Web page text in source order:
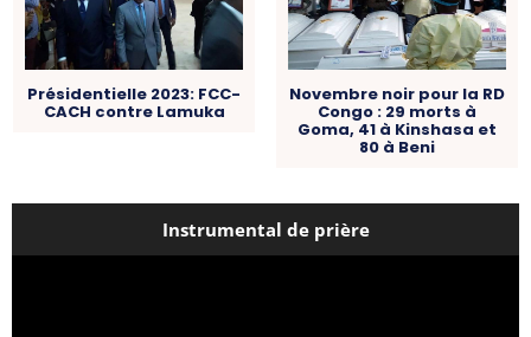
Présidentielle 2023: FCC-
CACH contre Lamuka
Novembre noir pour la RD
Congo : 29 morts à
Goma, 41 à Kinshasa et
80 à Beni
Instrumental de prière